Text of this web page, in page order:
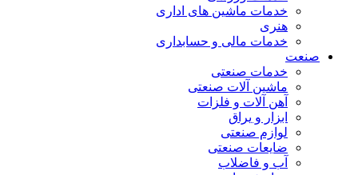
خدمات ماشین های اداری
هنری
خدمات مالی و حسابداری
صنعت
خدمات صنعتی
ماشین آلات صنعتی
آهن آلات و فلزات
ابزار و یراق
لوازم صنعتی
ضایعات صنعتی
آب و فاضلاب